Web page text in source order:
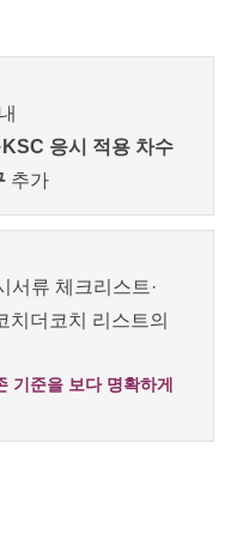
응시 적용 차수
추가
서류 체크리스트·
치더코치 리스트의
기준을 보다 명확하게